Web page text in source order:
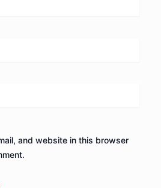
and website in this browser